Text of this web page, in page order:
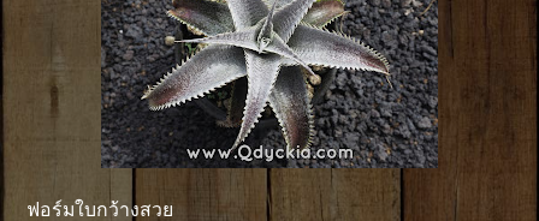
ฟอร์มใบกว้างสวย